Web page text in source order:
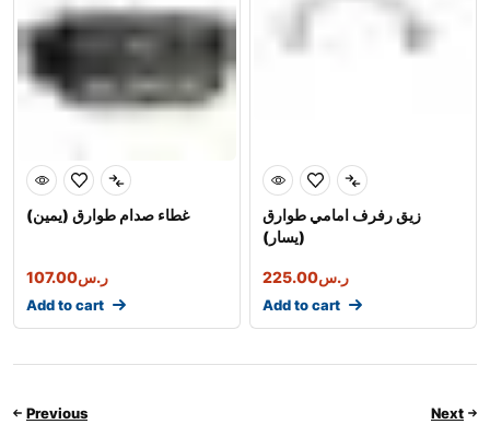
غطاء صدام طوارق (يمين)
ر.س107.00
Add to cart
زيق رفرف امامي طوارق
(يسار)
ر.س225.00
Add to cart
Previous Next